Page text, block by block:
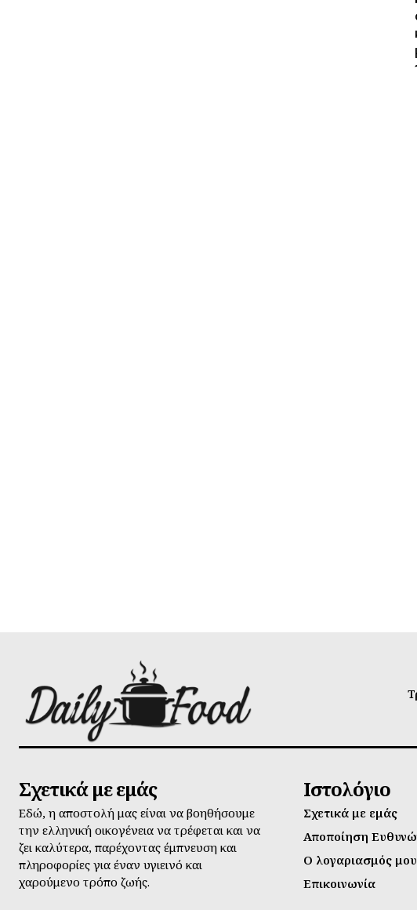
Σχετικά με εμάς
Εδώ, η αποστολή μας είναι να βοηθήσουμε
την ελληνική οικογένεια να τρέφεται και να
ζει καλύτερα, παρέχοντας έμπνευση και
πληροφορίες για έναν υγιεινό και
χαρούμενο τρόπο ζωής.
Ιστολόγιο
Σχετικά με εμάς
Αποποίηση
Ο λογαριασμός μου
Επικοινωνία